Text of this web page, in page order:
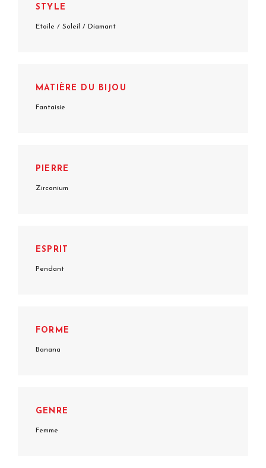
STYLE
Etoile / Soleil / Diamant
MATIÈRE DU BIJOU
Fantaisie
PIERRE
Zirconium
ESPRIT
Pendant
FORME
Banana
GENRE
Femme